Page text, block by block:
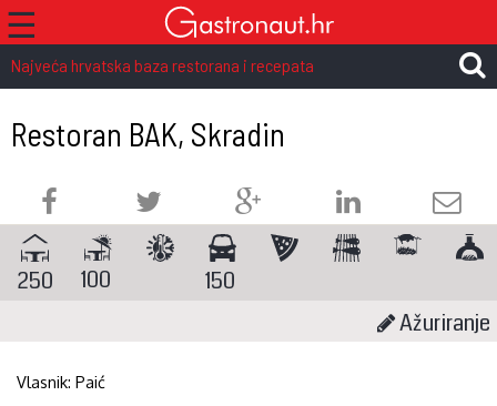
☰
Najveća hrvatska baza restorana i recepata
Restoran BAK, Skradin
250 100
150
Ažuriranje
Vlasnik:Paić